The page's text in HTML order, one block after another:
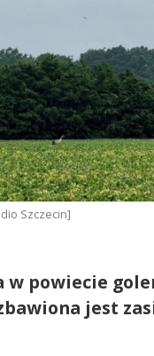
Szczecin]
w powiecie
jest